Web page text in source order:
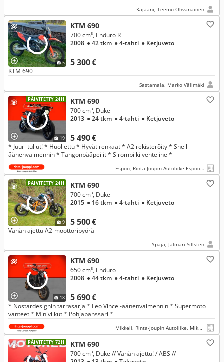
Kajaani, Teemu Ohvanainen
5
KTM 690
5 300 €
700 cm³, Enduro R
2008 ● 42 tkm ● 4-tahti ● Ketjuveto
KTM 690
Sastamala, Marko Välimäki
PÄIVITETTY 24H
19
KTM 690
5 490 €
700 cm³, Duke
2013 ● 24 tkm ● 4-tahti ● Ketjuveto
* Juuri tullut! * Huollettu * Hyvät renkaat * A2 rekisteröity * Snell
äänenvaimennin * Tangonpääpeilit * Sirompi kilventeline *
Espoo, Rinta-Joupin Autoliike Espoo (Nihtisilta)
PÄIVITETTY 24H
9
KTM 690
5 500 €
700 cm³, Duke
2015 ● 16 tkm ● 4-tahti ● Ketjuveto
Vähän ajettu A2-moottoripyörä
Ypäjä, Jalmari Sillsten
18
KTM 690
5 690 €
650 cm³, Enduro
2008 ● 44 tkm ● 4-tahti ● Ketjuveto
* Nostardesignin tarrasarja * Leo Vince -äänenvaimennin * Supermoto
vanteet * Minivilkut * Pohjapanssari *
Mikkeli, Rinta-Joupin Autoliike, Mikkeli
PÄIVITETTY 72H KTM 690
700 cm³, Duke // Vähän ajettu! / ABS //